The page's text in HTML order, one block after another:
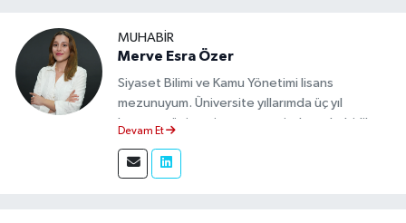
MUHABIR
Merve Esra Özer
Siyaset Bilimi ve Kamu Yönetimi lisans
mezunuyum. Üniversite yıllarımda üç yıl
boyunca üniversite gazetesinde muhabirlik
Haber'de sahadan doğru ve tarafsız bilgi
aktarımı sağlamaktayım.
Devam Et